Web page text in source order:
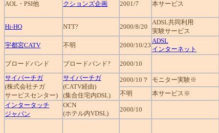
AOL・PSI他
クションズ企画
2001/7
本サービス
Hi-HO NTT? 2000/8/20
ADSL共同利用
実験サービス
宇都宮CATV
不明 2000/10/23
ADSL
インターネット
ブロードバンド
ブロードバンド?
2000/10
サイバーチガ
(株式会社チガ
サービスセンター)
サイバーチガ
(CATV経由)
(集合住宅内DSL)
2000/10？
モニター実験※
不明
本サービス※
インタータッチ
ジャパン
OCN
(ホテル内VDSL)
2000/10